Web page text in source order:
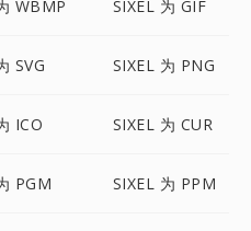
WBMP SIXEL 为 GIF
SVG SIXEL 为 PNG
ICO SIXEL 为 CUR
PGM SIXEL 为 PPM